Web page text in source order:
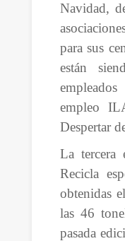
Navidad,
para sus
están
empleo
Despertar
La tercera
Recicla
obtenidas
las 46
pasada